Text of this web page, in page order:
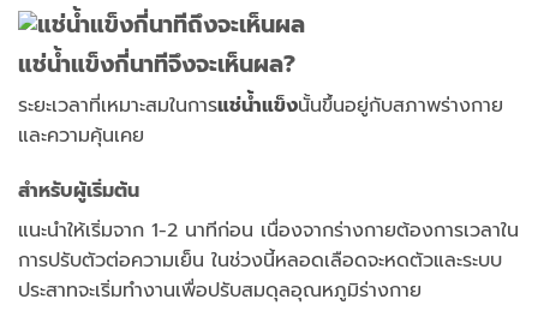
แช่น้ำแข็งกี่นาทีจึงจะเห็นผล?
ระยะเวลาที่เหมาะสมในการแช่น้ำแข็งนั้นขึ้นอยู่กับสภาพร่างกาย
และความคุ้นเคย
สำหรับผู้เริ่มต้น
แนะนำให้เริ่มจาก 1-2 นาทีก่อน เนื่องจากร่างกายต้องการเวลาใน
การปรับตัวต่อความเย็น ในช่วงนี้หลอดเลือดจะหดตัวและระบบ
ประสาทจะเริ่มทำงานเพื่อปรับสมดุลอุณหภูมิร่างกาย